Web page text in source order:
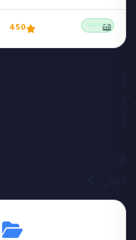
مجانية 450 📖